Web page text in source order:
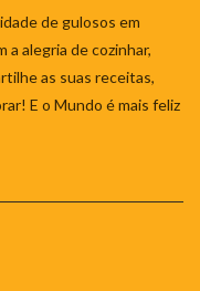
de gulosos em
a alegria de cozinhar,
as suas receitas,
E o Mundo é mais feliz